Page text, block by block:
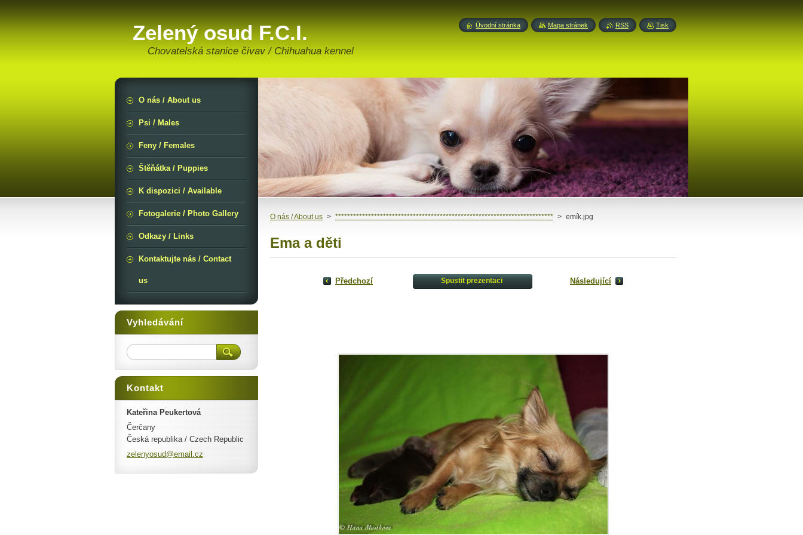
Zelený osud F.C.I.
Chovatelská stanice čivav / Chihuahua kennel
O nás / About us > ************************************************************************* > emík.jpg
Ema a děti
Předchozí Spustit prezentaci Následující
O nás / About us
Psi / Males
Feny / Females
Štěňátka / Puppies
K dispozici / Available
Fotogalerie / Photo Gallery
Odkazy / Links
Kontaktujte nás / Contact
us
Vyhledávání
Kontakt
Kateřina Peukertová
Čerčany
Česká republika / Czech Republic
zelenyosud@email .cz
Úvodní stránka Mapa stránek RSS Tisk